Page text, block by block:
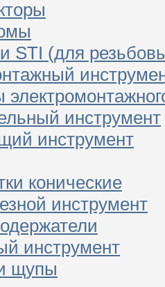
STI (для
инструмент
инструмент
конические
инструмент
инструмент
щупы